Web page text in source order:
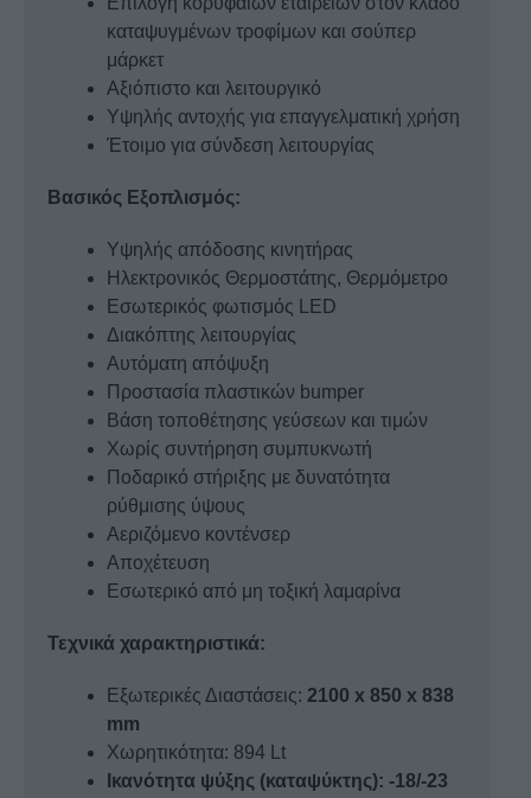
καταψυγμένων τροφίμων και σούπερ
μάρκετ
Αξιόπιστο και λειτουργικό
Υψηλής αντοχής για επαγγελματική χρήση
Έτοιμο για σύνδεση λειτουργίας
Βασικός Εξοπλισμός:
Υψηλής απόδοσης κινητήρας
Ηλεκτρονικός Θερμοστάτης, Θερμόμετρο
Εσωτερικός φωτισμός LED
Διακόπτης λειτουργίας
Αυτόματη απόψυξη
Προστασία πλαστικών bumper
Βάση τοποθέτησης γεύσεων και τιμών
Χωρίς συντήρηση συμπυκνωτή
Ποδαρικό στήριξης με δυνατότητα
ρύθμισης ύψους
Αεριζόμενο κοντένσερ
Αποχέτευση
Εσωτερικό από μη τοξική λαμαρίνα
Τεχνικά χαρακτηριστικά:
Εξωτερικές Διαστάσεις: 2100 x 850 x 838
mm
Χωρητικότητα: 894 Lt
Ικανότητα ψύξης (καταψύκτης): -18/-23